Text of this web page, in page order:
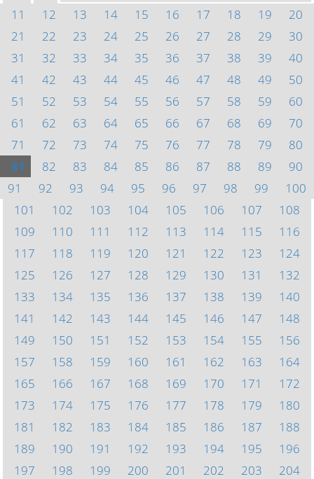
11
12 13 14 15 16 17 18 19
20
21
22 23 24 25 26 27 28 29
30
31
32 33 34 35 36 37 38 39
40
41
42 43 44 45 46 47 48 49
50
51
52 53 54 55 56 57 58 59
60
61
62 63 64 65 66 67 68 69
70
71
72 73 74 75 76 77 78 79
80
81
82 83 84 85 86 87 88 89
90
91
92 93 94 95 96 97 98 99
100
101
102 103 104 105 106 107
108
109
110 111 112 113 114 115
116
117
118 119 120 121 122 123
124
125
126 127 128 129 130 131
132
133
134 135 136 137 138 139
140
141
142 143 144 145 146 147
148
149
150 151 152 153 154 155
156
157
158 159 160 161 162 163
164
165
166 167 168 169 170 171
172
173
174 175 176 177 178 179
180
181
182 183 184 185 186 187
188
189
190 191 192 193 194 195
196
197
198 199 200 201 202 203
204